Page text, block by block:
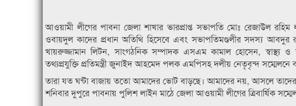
আওয়ামী লীগের পাবনা জেলা শাখার ভারপ্রাপ্ত সভাপতি মোঃ রেজাউল রহিম
ওবায়দুল কাদের প্রধান অতিথি হিসেবে এবং সভাপতিমণ্ডলীর সদস্য
খায়রুজ্জামান লিটন, সাংগঠনিক সম্পাদক এসএম কামাল হোসেন, স্বাস্থ্য
তথ্যপ্রযুক্তি প্রতিমন্ত্রী জুনাইদ আহমেদ পলক এমপিসহ দলীয় নেতৃবৃন্দ সম্মেলনে
তারা যত ঘন্টা বাজায় ততো আমাদের ভোট বাড়ছে। আমাদের নয়, আসলে তাদের
শনিবার দুপুরে পাবনায় পুলিশ লাইন মাঠে জেলা আওয়ামী লীগের ত্রিবার্ষিক